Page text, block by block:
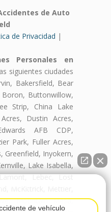
de Auto
de Privacidad |
Personales en
siguientes ciudades
Bakersfield, Bear
Boron, Buttonwillow,
Strip, China Lake
Dustin Acres,
AFB CDP,
Park, Fuller Acres,
Greenfield, Inyokern,
Lake Isabella,
Lebec, Lost
McKittrick, Mettler,
Mountain Mesa,
de vehículo